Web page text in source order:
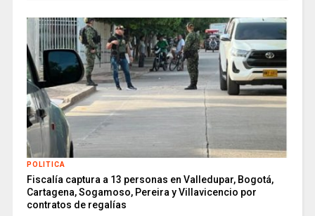
POLITICA
Fiscalía captura a 13 personas en Valledupar, Bogotá,
Cartagena, Sogamoso, Pereira y Villavicencio por
contratos de regalías